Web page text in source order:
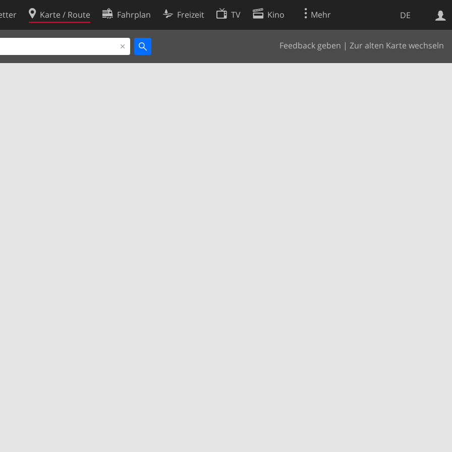
DE
Karte / Route Fahrplan Freizeit TV Kino Mehr
Feedback geben | Zur alten Karte wechseln
Websuche
Cookie-Richtlinie
Cookie-Einstellungen